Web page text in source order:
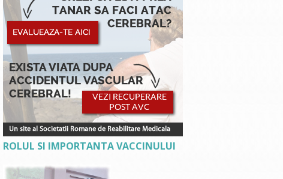
ROLUL SI IMPORTANTA VACCINULUI